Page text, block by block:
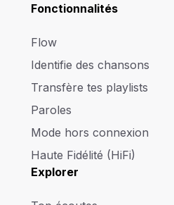
Fonctionnalités
Flow
Identifie des chansons
Transfère tes playlists
Paroles
Mode hors connexion
Haute Fidélité (HiFi)
Explorer